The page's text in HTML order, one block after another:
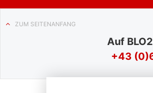
ZUM SEITENANFANG
Auf
+43